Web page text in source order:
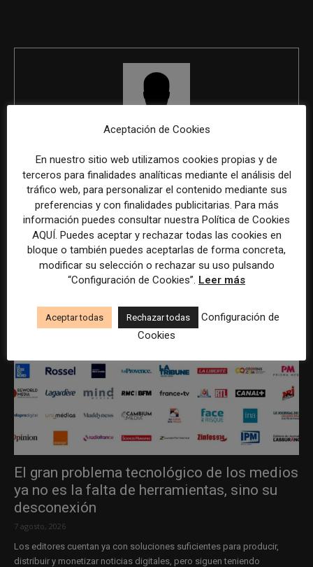
ÚLTIMOS ARTÍCULOS
El gran problema tecnológico de los medios
ya no es la falta de herramientas, sino su
desconexión
7 agosto, 2026
Los editores cuentan ya con soluciones suficientes para producir,
distribuir y monetizar noticias digitales, pero siguen teniendo
Aceptación de Cookies
En nuestro sitio web utilizamos cookies propias y de
terceros para finalidades analíticas mediante el análisis del
tráfico web, para personalizar el contenido mediante sus
preferencias y con finalidades publicitarias. Para más
información puedes consultar nuestra Política de Cookies
AQUÍ. Puedes aceptar y rechazar todas las cookies en
bloque o también puedes aceptarlas de forma concreta,
modificar su selección o rechazar su uso pulsando
“Configuración de Cookies”. Leer más
Aceptar todas Rechazar todas
Configuración de
Cookies